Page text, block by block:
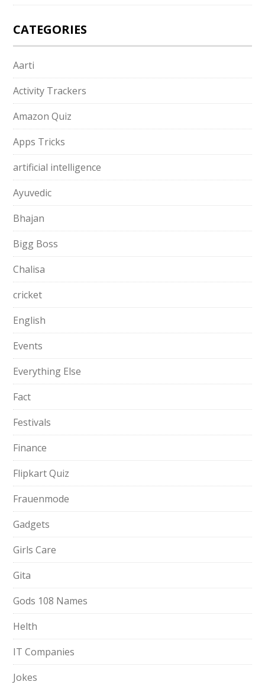
CATEGORIES
Aarti
Activity Trackers
Amazon Quiz
Apps Tricks
artificial intelligence
Ayuvedic
Bhajan
Bigg Boss
Chalisa
cricket
English
Events
Everything Else
Fact
Festivals
Finance
Flipkart Quiz
Frauenmode
Gadgets
Girls Care
Gita
Gods 108 Names
Helth
IT Companies
Jokes